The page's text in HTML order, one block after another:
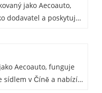
emisemi, nízkou
účinností. Jde o
jako Aecoauto,
dodavatel a poskytuje
který nabízí
luxusu a udržitelnosti.
Aecoauto, funguje
sídlem v Číně a nabízí